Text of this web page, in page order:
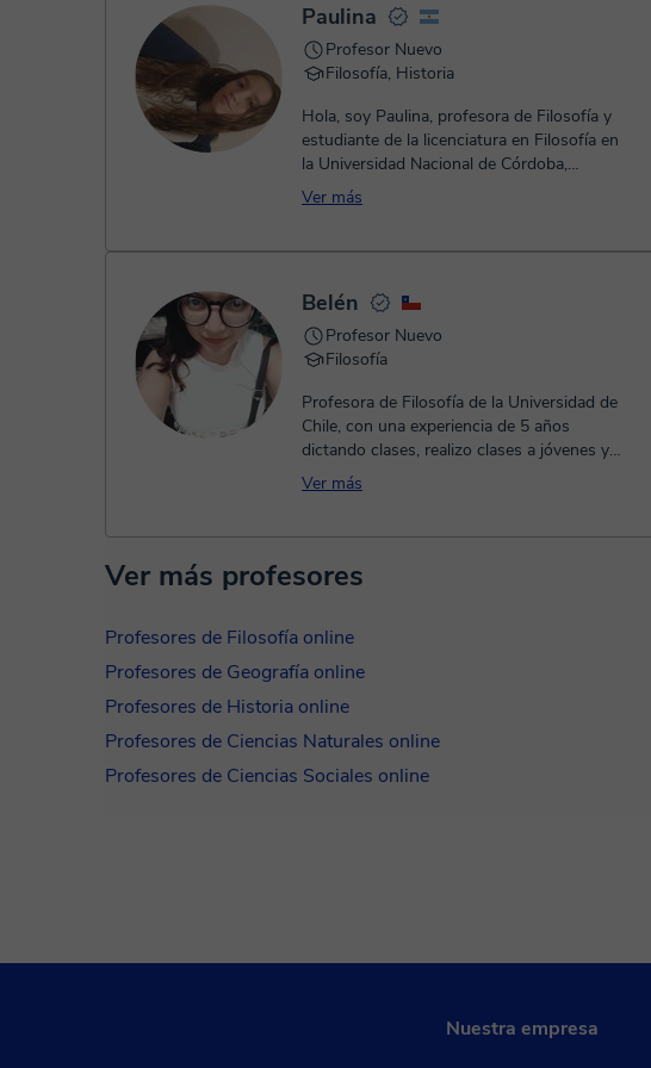
Paulina
Profesor Nuevo
Filosofía, Historia
Hola, soy Paulina, profesora de Filosofía y
estudiante de la licenciatura en Filosofía en
la Universidad Nacional de Córdoba,
Argentina. Me recibí a f...
Ver más
Belén
Profesor Nuevo
Filosofía
Profesora de Filosofía de la Universidad de
Chile, con una experiencia de 5 años
dictando clases, realizo clases a jóvenes y
adultos. Busco desarrolla...
Ver más
Ver más profesores
Profesores de Filosofía online
Profesores de Geografía online
Profesores de Historia online
Profesores de Ciencias Naturales online
Profesores de Ciencias Sociales online
Nuestra empresa